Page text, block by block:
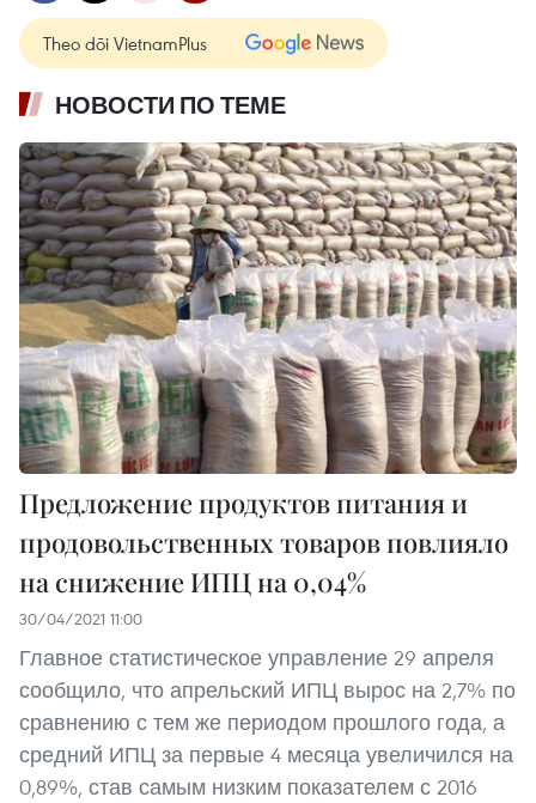
Theo dõi VietnamPlus
НОВОСТИ ПО ТЕМЕ
Предложение продуктов питания и
продовольственных товаров повлияло
на снижение ИПЦ на 0,04%
30/04/2021 11:00
Главное статистическое управление 29 апреля
сообщило, что апрельский ИПЦ вырос на 2,7% по
сравнению с тем же периодом прошлого года, а
средний ИПЦ за первые 4 месяца увеличился на
0,89%, став самым низким показателем с 2016